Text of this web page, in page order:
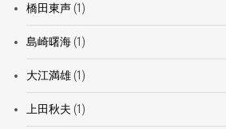
橋田東声(1)
島崎曙海(1)
大江満雄(1)
上田秋夫 (1)